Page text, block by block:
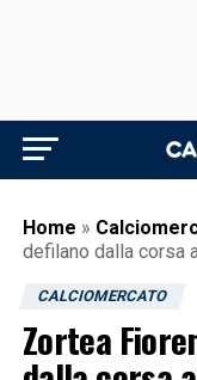
Home »
defilano dalla corsa
CALCIOMERCATO
Zortea